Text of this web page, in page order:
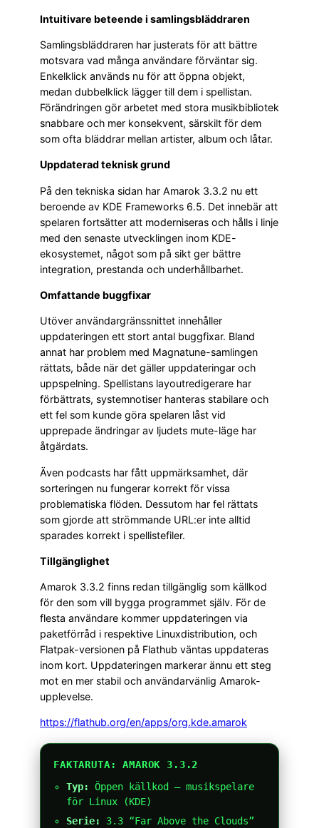
Intuitivare beteende i samlingsbläddraren
Samlingsbläddraren har justerats för att bättre
motsvara vad många användare förväntar sig.
Enkelklick används nu för att öppna objekt,
medan dubbelklick lägger till dem i spellistan.
Förändringen gör arbetet med stora musikbibliotek
snabbare och mer konsekvent, särskilt för dem
som ofta bläddrar mellan artister, album och låtar.
Uppdaterad teknisk grund
På den tekniska sidan har Amarok 3.3.2 nu ett
beroende av KDE Frameworks 6.5. Det innebär att
spelaren fortsätter att moderniseras och hålls i linje
med den senaste utvecklingen inom KDE-
ekosystemet, något som på sikt ger bättre
integration, prestanda och underhållbarhet.
Omfattande buggfixar
Utöver användargränssnittet innehåller
uppdateringen ett stort antal buggfixar. Bland
annat har problem med Magnatune-samlingen
rättats, både när det gäller uppdateringar och
uppspelning. Spellistans layoutredigerare har
förbättrats, systemnotiser hanteras stabilare och
ett fel som kunde göra spelaren låst vid
upprepade ändringar av ljudets mute-läge har
åtgärdats.
Även podcasts har fått uppmärksamhet, där
sorteringen nu fungerar korrekt för vissa
problematiska flöden. Dessutom har fel rättats
som gjorde att strömmande URL:er inte alltid
sparades korrekt i spellistefiler.
Tillgänglighet
Amarok 3.3.2 finns redan tillgänglig som källkod
för den som vill bygga programmet själv. För de
flesta användare kommer uppdateringen via
paketförråd i respektive Linuxdistribution, och
Flatpak-versionen på Flathub väntas uppdateras
inom kort. Uppdateringen markerar ännu ett steg
mot en mer stabil och användarvänlig Amarok-
upplevelse.
https://flathub.org/en/apps/org.kde.amarok
FAKTARUTA: AMAROK 3.3.2
Typ:
Öppen källkod – musikspelare
för Linux (KDE)
Serie:
3.3 “Far Above the Clouds”